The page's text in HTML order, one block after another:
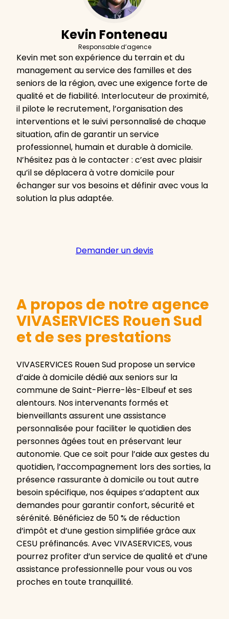
Kevin Fonteneau
Responsable d’agence
Kevin met son expérience du terrain et du
management au service des familles et des
seniors de la région, avec une exigence forte de
qualité et de fiabilité. Interlocuteur de proximité,
il pilote le recrutement, l’organisation des
interventions et le suivi personnalisé de chaque
situation, afin de garantir un service
professionnel, humain et durable à domicile.
N’hésitez pas à le contacter : c’est avec plaisir
qu’il se déplacera à votre domicile pour
échanger sur vos besoins et définir avec vous la
solution la plus adaptée.
Demander un devis
A propos de notre agence
VIVASERVICES Rouen Sud
et de ses prestations
VIVASERVICES Rouen Sud propose un service
d’aide à domicile dédié aux seniors sur la
commune de Saint-Pierre-lès-Elbeuf et ses
alentours. Nos intervenants formés et
bienveillants assurent une assistance
personnalisée pour faciliter le quotidien des
personnes âgées tout en préservant leur
autonomie. Que ce soit pour l’aide aux gestes du
quotidien, l’accompagnement lors des sorties, la
présence rassurante à domicile ou tout autre
besoin spécifique, nos équipes s’adaptent aux
demandes pour garantir confort, sécurité et
sérénité. Bénéficiez de 50 % de réduction
d’impôt et d’une gestion simplifiée grâce aux
CESU préfinancés. Avec VIVASERVICES, vous
pourrez profiter d’un service de qualité et d’une
assistance professionnelle pour vous ou vos
proches en toute tranquillité.